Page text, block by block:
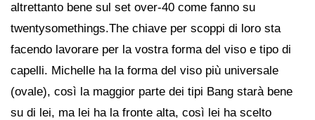
altrettanto bene sul set over-40 come fanno su
twentysomethings.The chiave per scoppi di loro sta
facendo lavorare per la vostra forma del viso e tipo di
capelli. Michelle ha la forma del viso più universale
(ovale), così la maggior parte dei tipi Bang starà bene
su di lei, ma lei ha la fronte alta, così lei ha scelto